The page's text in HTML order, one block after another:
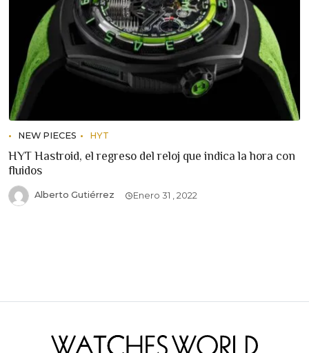
NEW PIECES HYT
HYT Hastroid, el regreso del reloj que indica la hora con
fluidos
Alberto Gutiérrez Enero 31 , 2022